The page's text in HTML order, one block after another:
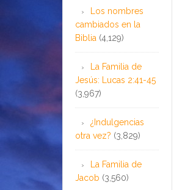
Los nombres
cambiados en la
Biblia (4,129)
La Familia de
Jesús: Lucas 2:41-45
(3,967)
¿Indulgencias
otra vez? (3,829)
La Familia de
Jacob (3,560)